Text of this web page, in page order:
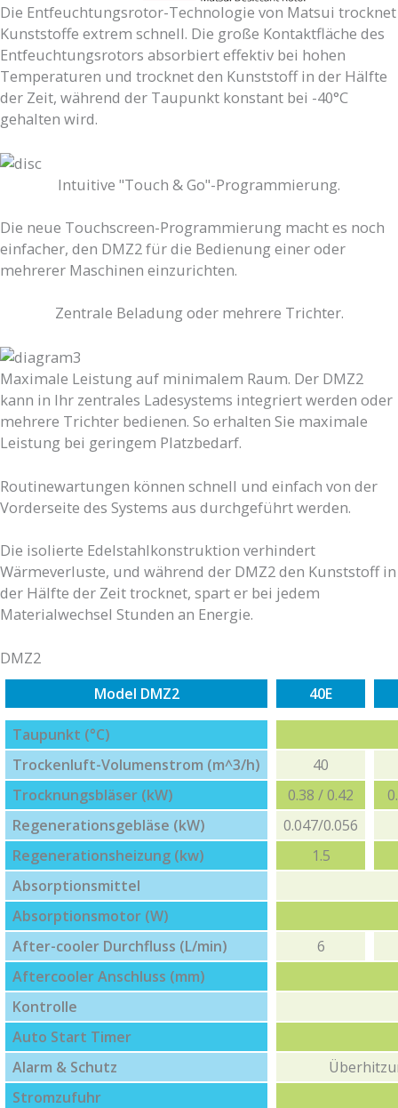
Die Entfeuchtungsrotor-Technologie von Matsui trocknet
Kunststoffe extrem schnell. Die große Kontaktfläche des
Entfeuchtungsrotors absorbiert effektiv bei hohen
Temperaturen und trocknet den Kunststoff in der Hälfte
der Zeit, während der Taupunkt konstant bei -40°C
gehalten wird.
Intuitive "Touch & Go"-Programmierung.
Die neue Touchscreen-Programmierung macht es noch
einfacher, den DMZ2 für die Bedienung einer oder
mehrerer Maschinen einzurichten.
Zentrale Beladung oder mehrere Trichter.
Maximale Leistung auf minimalem Raum. Der DMZ2
kann in Ihr zentrales Ladesystems integriert werden oder
mehrere Trichter bedienen. So erhalten Sie maximale
Leistung bei geringem Platzbedarf.
Routinewartungen können schnell und einfach von der
Vorderseite des Systems aus durchgeführt werden.
Die isolierte Edelstahlkonstruktion verhindert
Wärmeverluste, und während der DMZ2 den Kunststoff in
der Hälfte der Zeit trocknet, spart er bei jedem
Materialwechsel Stunden an Energie.
DMZ2
Model DMZ2 40E
Taupunkt (°C)
Trockenluft-Volumenstrom (m^3/h)
40
Trocknungsbläser (kW)
0.38 / 0.42
Regenerationsgebläse (kW)
0.047/0.056
Regenerationsheizung (kw)
1.5
Absorptionsmittel
Absorptionsmotor (W)
After-cooler Durchfluss (L/min)
6
Aftercooler Anschluss (mm)
Kontrolle
Auto Start Timer
Alarm & Schutz
Stromzufuhr